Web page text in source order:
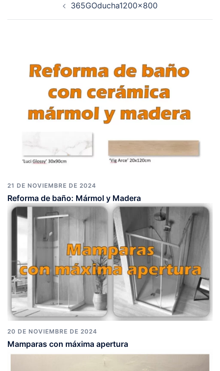
365GOducha1200x800
21 DE NOVIEMBRE DE 2024
Reforma de baño: Mármol y Madera
20 DE NOVIEMBRE DE 2024
Mamparas con máxima apertura